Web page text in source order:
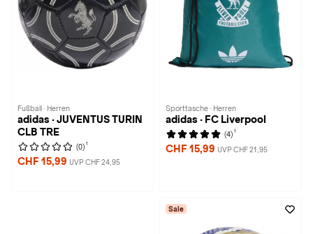
Fußball · Herren
adidas · JUVENTUS TURIN
CLB TRE
(0) 1
CHF 15,99 UVP CHF 24,95
Sporttasche · Herren
adidas · FC Liverpool
(4) 1
CHF 15,99 UVP CHF 21,95
Sale